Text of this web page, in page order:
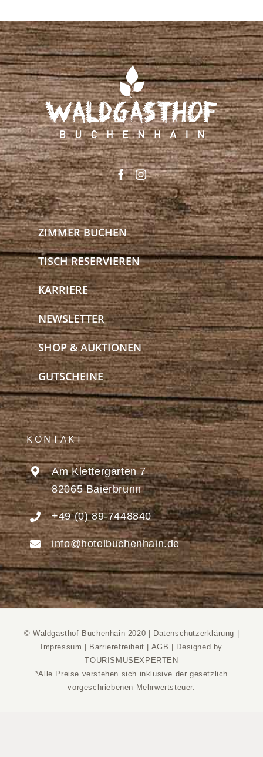
ZIMMER BUCHEN
TISCH RESERVIEREN
KARRIERE
NEWSLETTER
SHOP & AUKTIONEN
GUTSCHEINE
KONTAKT
Am Klettergarten 7
82065 Baierbrunn
+49 (0) 89-7448840
info@hotelbuchenhain.de
© Waldgasthof Buchenhain 2020 | Datenschutzerklärung
Impressum
Barrierefreiheit AGB
Designed by
TOURISMUSEXPERTEN
*Alle Preise verstehen sich inklusive der gesetzlich
vorgeschriebenen Mehrwertsteuer.